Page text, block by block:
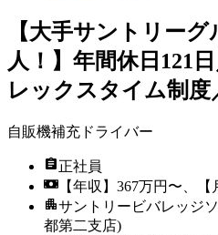
【大手サントリー
人！】年間休日121
レックスタイム制度
自販機補充ドライバー
正社員
【年収】367万円〜、
サントリービバレッジ
都第二支店)